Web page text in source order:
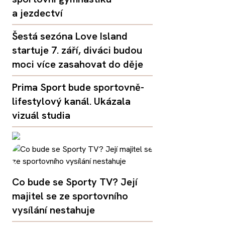
a jezdectví
Šestá sezóna Love Island
startuje 7. září, diváci budou
moci více zasahovat do děje
Prima Sport bude sportovně-
lifestylový kanál. Ukázala
vizuál studia
Co bude se Sporty TV? Její
majitel se ze sportovního
vysílání nestahuje